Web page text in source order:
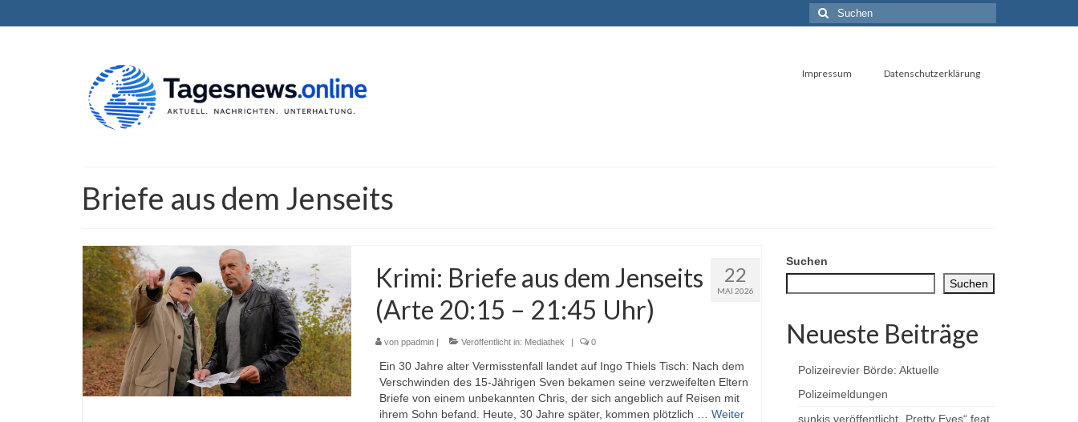
Suchen
nach:
Impressum Datenschutzerklärung
Briefe aus dem Jenseits
22
MAI 2026
Krimi: Briefe aus dem Jenseits
(Arte 20:15 – 21:45 Uhr)
von ppadmin| Veröffentlicht in: Mediathek | 0
Ein 30 Jahre alter Vermisstenfall landet auf Ingo Thiels Tisch: Nach dem
Verschwinden des 15-Jährigen Sven bekamen seine verzweifelten Eltern
Briefe von einem unbekannten Chris, der sich angeblich auf Reisen mit
ihrem Sohn befand. Heute, 30 Jahre später, kommen plötzlich … Weiter
Suchen
Suchen
Neueste Beiträge
Polizeirevier Börde: Aktuelle
Polizeimeldungen
sunkis veröffentlicht „Pretty Eyes“ feat.